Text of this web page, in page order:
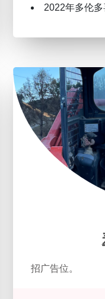
2022年多伦
招广告位。